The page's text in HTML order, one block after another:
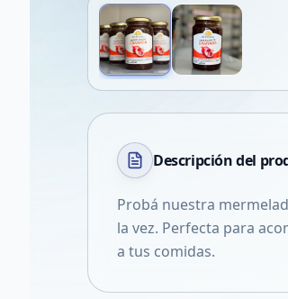
Descripción del
Probá nuestra
la vez. Perfecta para
a tus comidas.